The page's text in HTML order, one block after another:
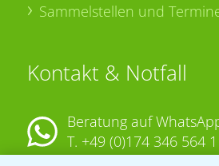
Sammelstellen und
Kontakt & Notfall
Beratung auf
T. +49 (0)174 346 564 1